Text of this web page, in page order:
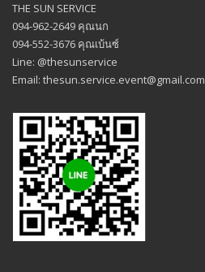
THE SUN SERVICE
094-962-2649 คุณนก
094-552-3676 คุณเบ้นซ์
Line: @thesunservice
Email: thesun.service.event@gmail.com